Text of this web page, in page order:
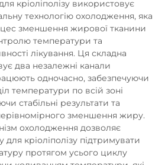
кріоліполізу використовує
технологію охолодження, яка
зменшення жирової тканини
температури та
лікування. Ця складна
два незалежні канали
одночасно, забезпечуючи
температури по всій зоні
стабільні результати та
зменшення жиру.
охолодження дозволяє
кріоліполізу підтримувати
протягом усього циклу